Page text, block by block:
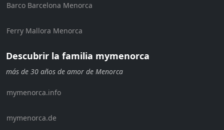
Barco Barcelona Menorca
Ferry Mallora Menorca
Descubrir la familia mymenorca
más de 30 años de amor de Menorca
mymenorca.info
mymenorca.de